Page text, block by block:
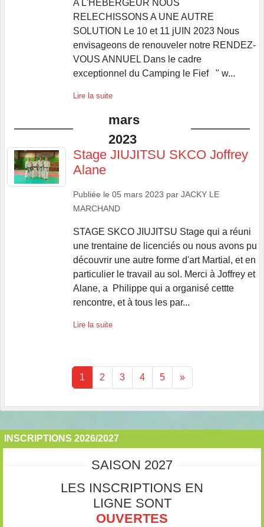
A L'HEBERGEUR NOUS
RELECHISSONS A UNE AUTRE
SOLUTION Le 10 et 11 jUIN 2023 Nous
envisageons de renouveler notre RENDEZ-
VOUS ANNUEL Dans le cadre
exceptionnel du Camping le Fief " w...
Lire la suite
mars
2023
Stage JIUJITSU SKCO Joffrey
Alane
Publiée le 05 mars 2023 par JACKY LE
MARCHAND
STAGE SKCO JIUJITSU Stage qui a réuni
une trentaine de licenciés ou nous avons pu
découvrir une autre forme d'art Martial, et en
particulier le travail au sol. Merci à Joffrey et
Alane, a Philippe qui a organisé cettte
rencontre, et à tous les par...
Lire la suite
1 2 3 4 5 »
INSCRIPTIONS 2026/2027
SAISON 2027
LES INSCRIPTIONS EN
LIGNE SONT
OUVERTES